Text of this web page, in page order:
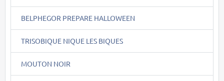
BELPHEGOR PREPARE HALLOWEEN
TRISOBIQUE NIQUE LES BIQUES
MOUTON NOIR